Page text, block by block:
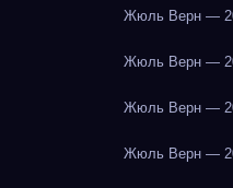
Жюль Верн —
Жюль Верн —
Жюль Верн —
Жюль Верн —